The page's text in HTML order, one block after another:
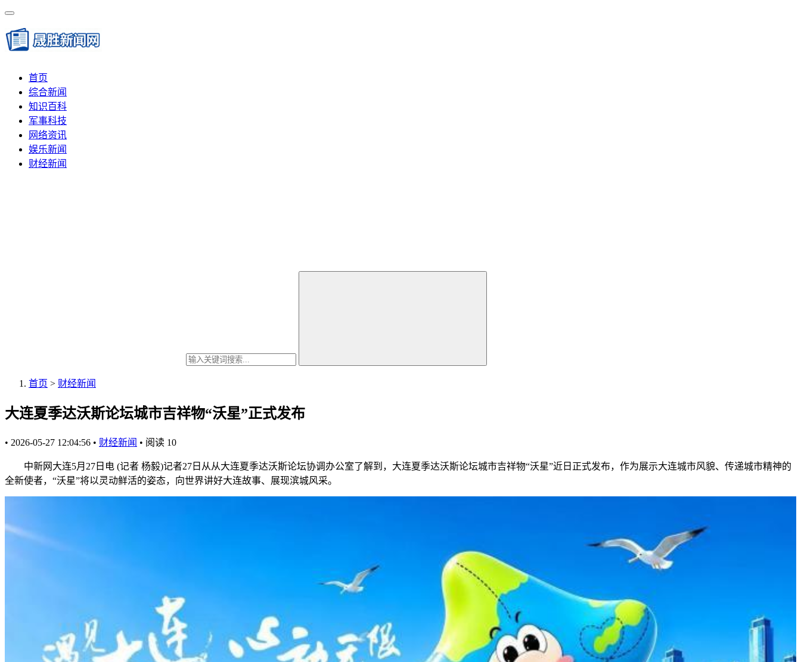
首页
综合新闻
知识百科
军事科技
网络资讯
娱乐新闻
财经新闻
首页 > 财经新闻
大连夏季达沃斯论坛城市吉祥物“沃星”正式发布
• 2026-05-27 12:04:56 • 财经新闻 • 阅读 10
中新网大连5月27日电 (记者 杨毅)记者27日从从大连夏季达沃斯论坛协调办公室了解到，大连夏季达沃斯论坛城市吉祥物“沃星”近日正式发布，作为展示大连城市风貌、传递城市精神的
全新使者，“沃星”将以灵动鲜活的姿态，向世界讲好大连故事、展现滨城风采。